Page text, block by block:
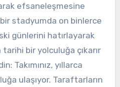
efsaneleşmesine
bir stadyumda on binlerce
günlerini hatırlayarak
bir yolculuğa çıkarır
Takımınız, yıllarca
ulaşıyor. Taraftarların